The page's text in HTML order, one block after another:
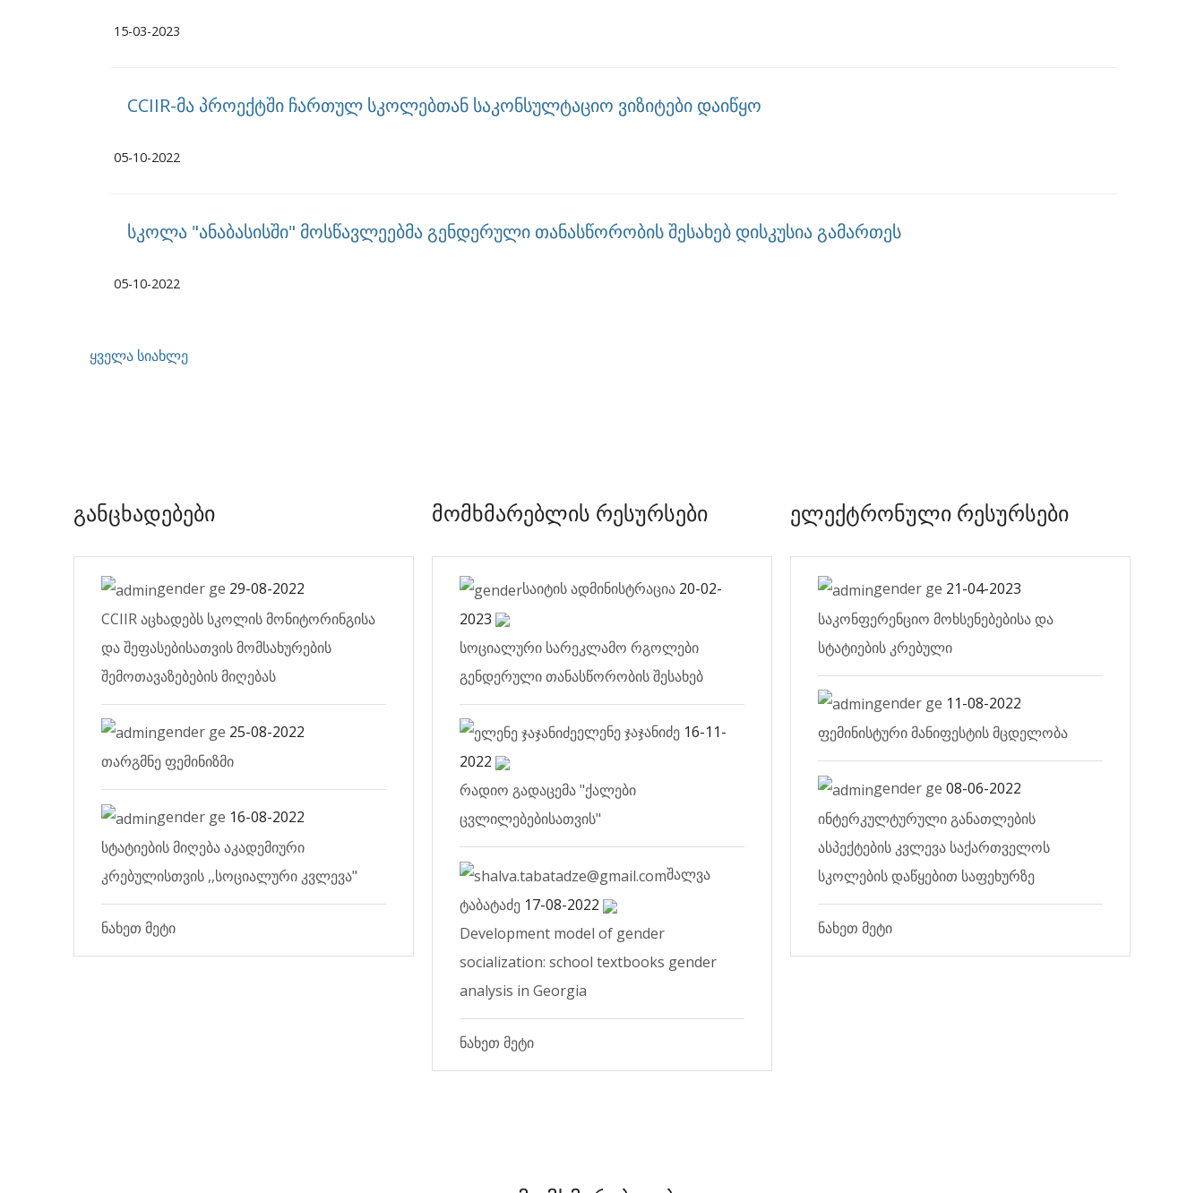
15-03-2023
CCIIR-მა პროექტში ჩართულ სკოლებთან საკონსულტაციო ვიზიტები დაიწყო
05-10-2022
სკოლა "ანაბასისში" მოსწავლეებმა გენდერული თანასწორობის შესახებ დისკუსია გამართეს
05-10-2022
ყველა სიახლე
განცხადებები
gender ge 29-08-2022
CCIIR აცხადებს სკოლის მონიტორინგისა
და შეფასებისათვის მომსახურების
შემოთავაზებების მიღებას
gender ge 25-08-2022
თარგმნე ფემინიზმი
gender ge 16-08-2022
სტატიების მიღება აკადემიური
კრებულისთვის ,,სოციალური კვლევა"
ნახეთ მეტი
მომხმარებლის რესურსები
საიტის ადმინისტრაცია 20-02-
2023
სოციალური სარეკლამო რგოლები
გენდერული თანასწორობის შესახებ
ელენე ჯაჯანიძე 16-11-
2022
რადიო გადაცემა "ქალები
ცვლილებებისათვის"
შალვა
ტაბატაძე 17-08-2022
Development model of gender
socialization: school textbooks gender
analysis in Georgia
ნახეთ მეტი
ელექტრონული რესურსები
gender ge 21-04-2023
საკონფერენციო მოხსენებებისა და
სტატიების კრებული
gender ge 11-08-2022
ფემინისტური მანიფესტის მცდელობა
gender ge 08-06-2022
ინტერკულტურული განათლების
ასპექტების კვლევა საქართველოს
სკოლების დაწყებით საფეხურზე
ნახეთ მეტი